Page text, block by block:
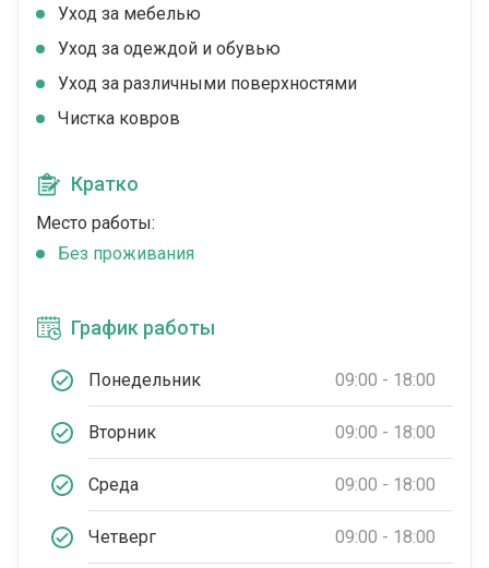
Уход за мебелью
Уход за одеждой и обувью
Уход за различными поверхностями
Чистка ковров
Кратко
Место работы:
Без проживания
График работы
Понедельник 09:00 - 18:00
Вторник 09:00 - 18:00
Среда 09:00 - 18:00
Четверг 09:00 - 18:00